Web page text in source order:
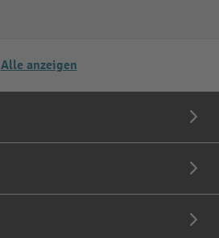
Alle anzeigen